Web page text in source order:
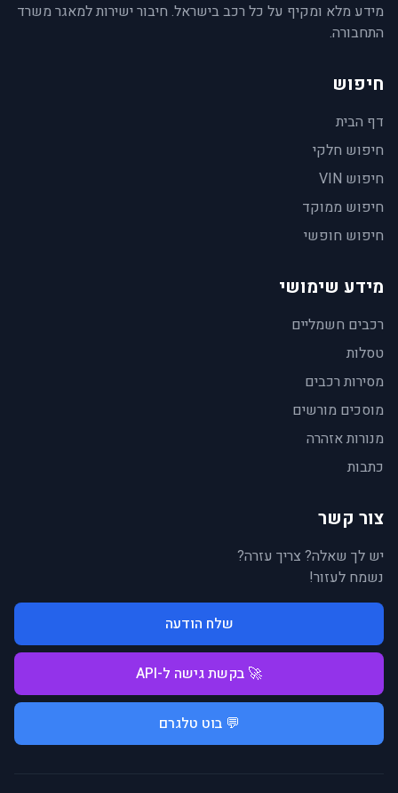
מידע מלא ומקיף על כל רכב בישראל. חיבור ישירות למאגר משרד
התחבורה.
חיפוש
דף הבית
חיפוש חלקי
חיפוש VIN
חיפוש ממוקד
חיפוש חופשי
מידע שימושי
רכבים חשמליים
טסלות
מסירות רכבים
מוסכים מורשים
מנורות אזהרה
כתבות
צור קשר
יש לך שאלה? צריך עזרה?
נשמח לעזור!
שלח הודעה
🚀 בקשת גישה ל-API
💬 בוט טלגרם